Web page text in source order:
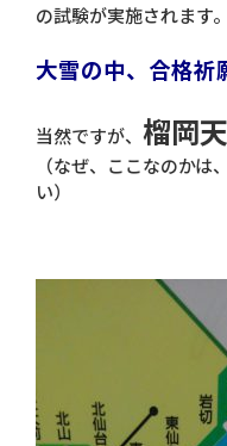
の試験が実施されます。
大雪の中、合格祈
当然ですが、 榴岡
（なぜ、ここなのか
い）